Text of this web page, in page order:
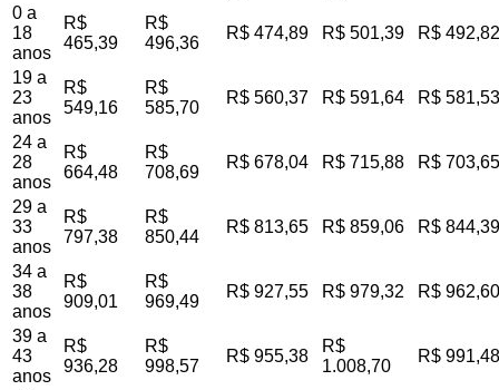
0 a
18
anos
R$
465,39
R$
496,36
R$ 474,89 R$ 501,39 R$ 492,82
19 a
23
anos
R$
549,16
R$
585,70
R$ 560,37 R$ 591,64 R$ 581,53
24 a
28
anos
R$
664,48
R$
708,69
R$ 678,04 R$ 715,88 R$ 703,65
29 a
33
anos
R$
797,38
R$
850,44
R$ 813,65 R$ 859,06 R$ 844,39
34 a
38
anos
R$
909,01
R$
969,49
R$ 927,55 R$ 979,32 R$ 962,60
39 a
43
anos
R$
936,28
R$
998,57
R$ 955,38
R$
1.008,70
R$ 991,48